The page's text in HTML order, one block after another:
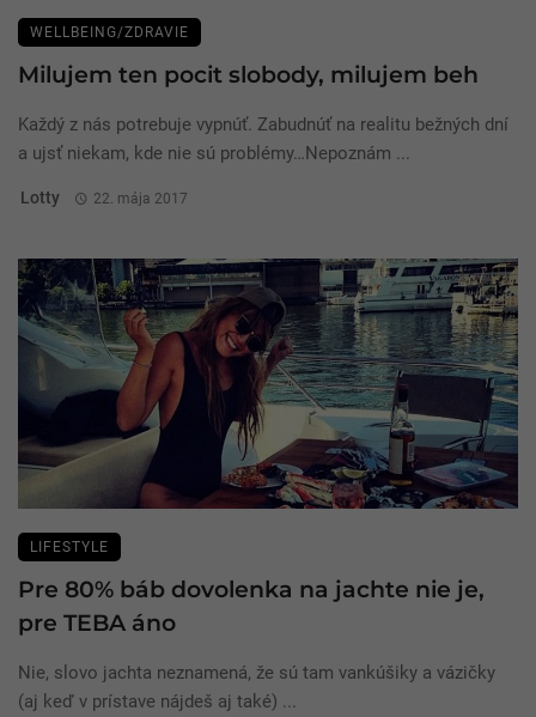
WELLBEING/ZDRAVIE
Milujem ten pocit slobody, milujem beh
Každý z nás potrebuje vypnúť. Zabudnúť na realitu bežných dní
a ujsť niekam, kde nie sú problémy…Nepoznám ...
Lotty 22. mája 2017
LIFESTYLE
Pre 80% báb dovolenka na jachte nie je,
pre TEBA áno
Nie, slovo jachta neznamená, že sú tam vankúšiky a vázičky
(aj keď v prístave nájdeš aj také) ...